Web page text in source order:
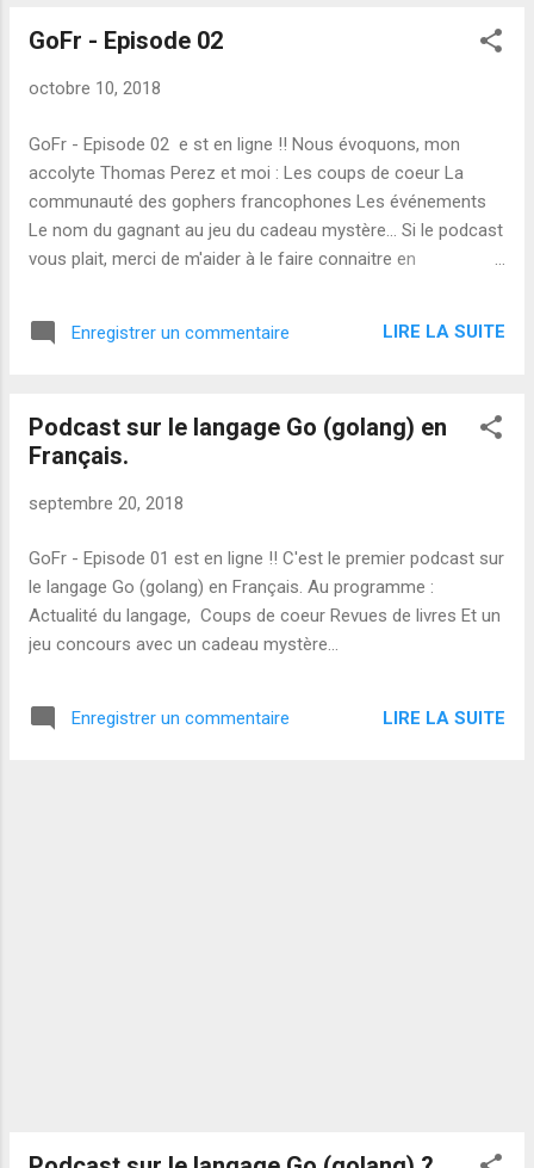
GoFr - Episode 02
octobre 10, 2018
GoFr - Episode 02 e st en ligne !! Nous évoquons, mon
accolyte Thomas Perez et moi : Les coups de coeur La
communauté des gophers francophones Les événements
Le nom du gagnant au jeu du cadeau mystère... Si le podcast
vous plait, merci de m'aider à le faire connaitre en
Enregistrer un commentaire LIRE LA SUITE
Podcast sur le langage Go (golang) en
Français.
septembre 20, 2018
GoFr - Episode 01 est en ligne !! C'est le premier podcast sur
le langage Go (golang) en Français. Au programme :
Actualité du langage, Coups de coeur Revues de livres Et un
jeu concours avec un cadeau mystère...
Enregistrer un commentaire LIRE LA SUITE